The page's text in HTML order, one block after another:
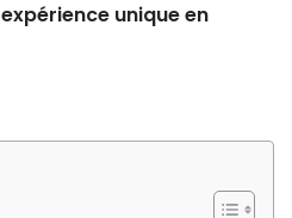
expérience unique en